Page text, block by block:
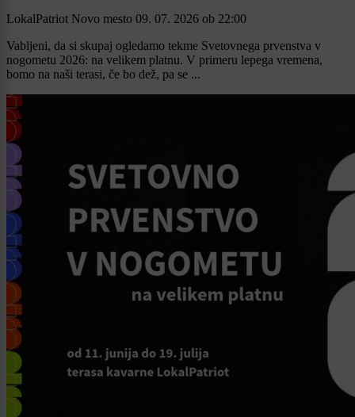
LokalPatriot Novo mesto 09. 07. 2026 ob 22:00
Vabljeni, da si skupaj ogledamo tekme Svetovnega prvenstva v
nogometu 2026: na velikem platnu. V primeru lepega vremena,
bomo na naši terasi, če bo dež, pa se ...